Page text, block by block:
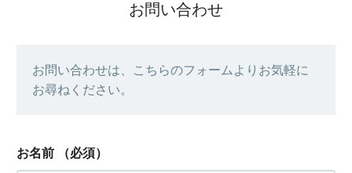
お問い合わせ
お問い合わせは、こちらのフォームよりお気軽に
お尋ねください。
お名前 （必須）